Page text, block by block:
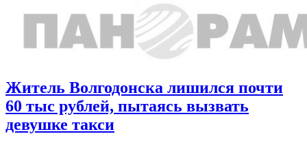
Житель Волгодонска лишился почти
60 тыс рублей, пытаясь вызвать
девушке такси